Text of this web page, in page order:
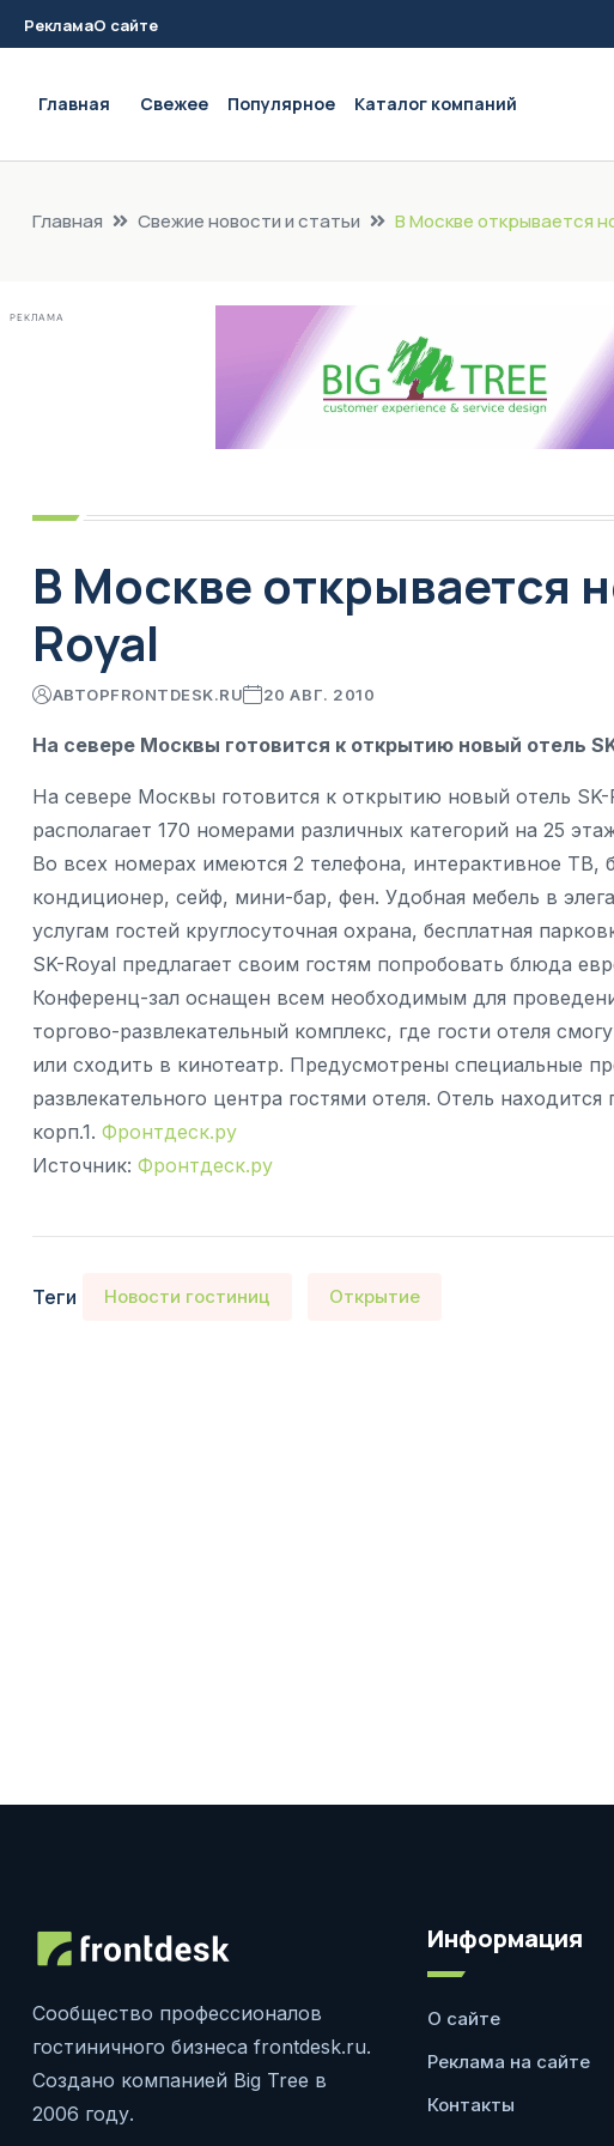
РекламаО сайте
Главная Свежее Популярное Каталог компаний
Главная Свежие новости и статьи В Москве открывается
РЕКЛАМА
В Москве открывается
Royal
АВТОРFRONTDESK.RU 20 АВГ. 2010
На севере Москвы готовится к открытию новый отель
На севере Москвы готовится к открытию новый отель
располагает 170 номерами различных категорий на 25
Во всех номерах имеются 2 телефона, интерактивное ТВ,
кондиционер, сейф, мини-бар, фен. Удобная мебель в
услугам гостей круглосуточная охрана, бесплатная
SK-Royal предлагает своим гостям попробовать блюда
Конференц-зал оснащен всем необходимым для
торгово-развлекательный комплекс, где гости отеля
или сходить в кинотеатр. Предусмотрены специальные
развлекательного центра гостями отеля. Отель
корп.1. Фронтдеск.ру
Источник: Фронтдеск.ру
Теги Новости гостиниц Открытие
Сообщество профессионалов
гостиничного бизнеса frontdesk.ru.
Создано компанией Big Tree в
2006 году.
Информация
О сайте
Реклама на сайте
Контакты